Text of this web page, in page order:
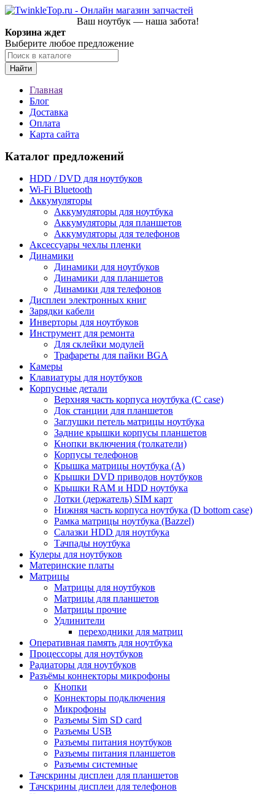
Ваш ноутбук — наша забота!
Корзина ждет
Выберите любое предложение
Найти
Главная
Блог
Доставка
Оплата
Карта сайта
Каталог предложений
HDD / DVD для ноутбуков
Wi-Fi Bluetooth
Аккумуляторы
Аккумуляторы для ноутбука
Аккумуляторы для планшетов
Аккумуляторы для телефонов
Аксессуары чехлы пленки
Динамики
Динамики для ноутбуков
Динамики для планшетов
Динамики для телефонов
Дисплеи электронных книг
Зарядки кабели
Инверторы для ноутбуков
Инструмент для ремонта
Для склейки модулей
Трафареты для пайки BGA
Камеры
Клавиатуры для ноутбуков
Корпусные детали
Верхняя часть корпуса ноутбука (С case)
Док станции для планшетов
Заглушки петель матрицы ноутбука
Задние крышки корпусы планшетов
Кнопки включения (толкатели)
Корпусы телефонов
Крышка матрицы ноутбука (A)
Крышки DVD приводов ноутбуков
Крышки RAM и HDD ноутбука
Лотки (держатель) SIM карт
Нижняя часть корпуса ноутбука (D bottom case)
Рамка матрицы ноутбука (Bazzel)
Салазки HDD для ноутбука
Тачпады ноутбука
Кулеры для ноутбуков
Материнские платы
Матрицы
Матрицы для ноутбуков
Матрицы для планшетов
Матрицы прочие
Удлинители
переходники для матриц
Оперативная память для ноутбука
Процессоры для ноутбуков
Радиаторы для ноутбуков
Разъёмы коннекторы микрофоны
Кнопки
Коннекторы подключения
Микрофоны
Разъемы Sim SD card
Разъемы USB
Разъемы питания ноутбуков
Разъемы питания планшетов
Разъемы системные
Тачскрины дисплеи для планшетов
Тачскрины дисплеи для телефонов